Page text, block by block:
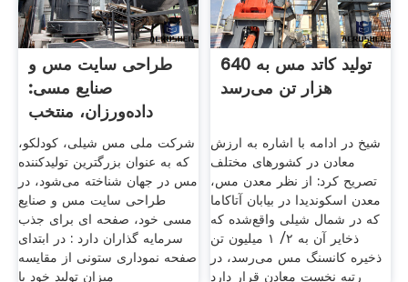
طراحی سایت مس و
صنایع مسی:
داده‌ورزان، منتخب
بهترین شرکت
شرکت ملی مس شیلی، کودلکو،
که به‌ عنوان بزرگترین تولیدکننده
مس در جهان شناخته می‌شود، در
طراحی سایت مس و صنایع
مسی خود، صفحه ای برای جذب
سرمایه گذاران دارد : در ابتدای
صفحه نموداری ستونی از مقایسه
میزان تولید خود با
تولید کاتد مس به 640
هزار تن می‌رسد
شیخ در ادامه با اشاره به ارزش
معادن در کشورهای مختلف
تصریح کرد: از نظر معدن مس،
معدن اسکوندیدا در بیابان آتاکاما
که در شمال شیلی واقع‌شده که
ذخایر آن به ۲/ ۱ میلیون تن
ذخیره کانسنگ مس می‌رسد، در
رتبه نخست معادن قرار دارد